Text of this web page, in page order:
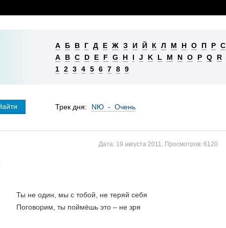
А Б В Г Д Е Ж З И Й К Л М Н О П Р С
A
B C D E F G H I J K L M N O P Q R
1 2 3 4 5 6 7 8 9
Трек дня: NЮ - Очень
Дата: 19 августа 2011, Просмотров: 6120
Ты не один, мы с тобой, не теряй себя
Поговорим, ты поймёшь это – не зря